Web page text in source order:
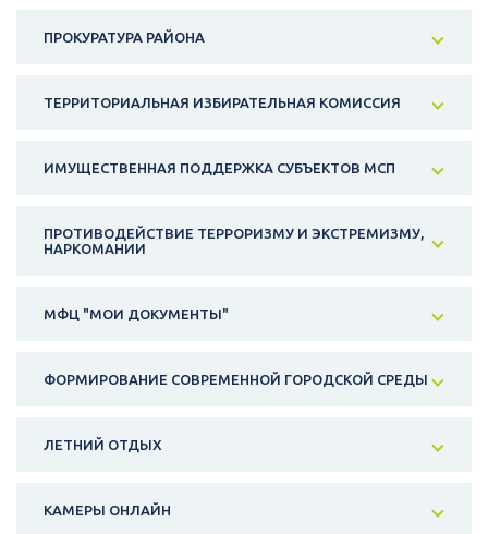
ПРОКУРАТУРА РАЙОНА
ТЕРРИТОРИАЛЬНАЯ ИЗБИРАТЕЛЬНАЯ КОМИССИЯ
ИМУЩЕСТВЕННАЯ ПОДДЕРЖКА СУБЪЕКТОВ МСП
ПРОТИВОДЕЙСТВИЕ ТЕРРОРИЗМУ И ЭКСТРЕМИЗМУ,
НАРКОМАНИИ
МФЦ "МОИ ДОКУМЕНТЫ"
ФОРМИРОВАНИЕ СОВРЕМЕННОЙ ГОРОДСКОЙ СРЕДЫ
ЛЕТНИЙ ОТДЫХ
КАМЕРЫ ОНЛАЙН